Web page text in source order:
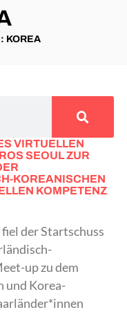
KOREA
VIRTUELLEN
SEOUL ZUR
KOREANISCHEN
KOMPETENZ
der Startschuss
up zu dem
und Korea-